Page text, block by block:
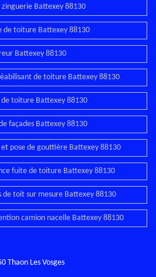
zinguerie Battexey 88130
de toiture Battexey 88130
Battexey 88130
de toiture Battexey 88130
toiture Battexey 88130
façades Battexey 88130
pose de gouttière Battexey 88130
fuite de toiture Battexey 88130
de toit sur mesure Battexey 88130
camion nacelle Battexey 88130
Thaon Les Vosges